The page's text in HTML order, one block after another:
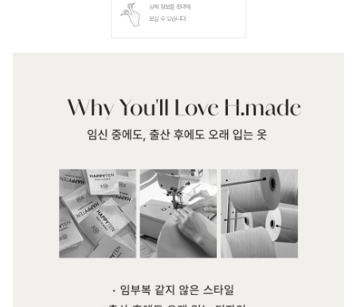
상세 정보를 확대해
보실 수 있습니다.